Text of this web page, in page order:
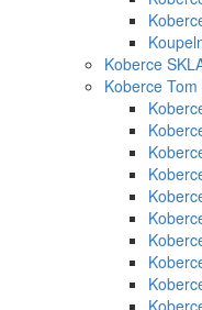
Koberce
Koberce